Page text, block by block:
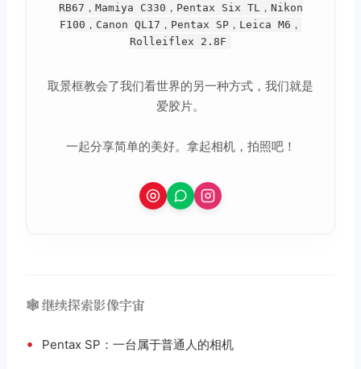
RB67，Mamiya C330，Pentax Six TL，Nikon
F100，Canon QL17，Pentax SP，Leica M6，
Rolleiflex 2.8F
取景框教会了我们看世界的另一种方式，我们就是
爱胶片。
一起分享简单的美好。拿起相机，拍照吧！
🕸️ 继续探索影像宇宙
• Pentax SP：一台属于普通人的相机